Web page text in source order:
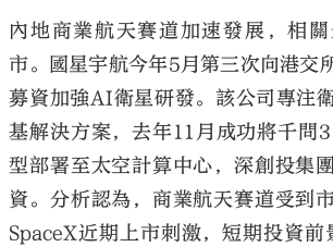
內地商業航天賽道加速發展，相
市。國星宇航今年5月第三次向港交
募資加強AI衛星研發。該公司專注
基解決方案，去年11月成功將千問
型部署至太空計算中心，深創投集
資。分析認為，商業航天賽道受到
SpaceX近期上市刺激，短期投資